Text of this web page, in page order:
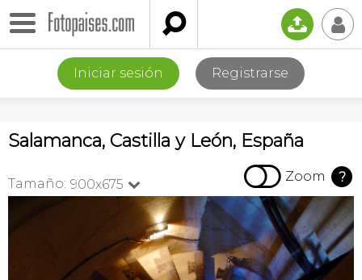
 📤 👤
Iniciar sesión Registrarse
Salamanca, Castilla y León, España
Tamaño: 900x675   Zoom ?